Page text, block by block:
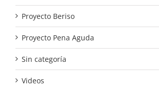
Proyecto Beriso
Proyecto Pena Aguda
Sin categoría
Videos